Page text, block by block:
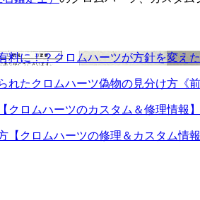
料に！？クロムハーツが方針を変え
れたクロムハーツ偽物の見分け方《
ロムハーツのカスタム＆修理情報】
【クロムハーツの修理＆カスタム情報